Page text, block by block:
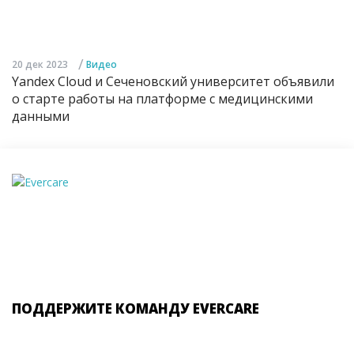
20 дек 2023 / Видео
Yandex Cloud и Сеченовский университет объявили
о старте работы на платформе с медицинскими
данными
ПОДДЕРЖИТЕ КОМАНДУ EVERCARE